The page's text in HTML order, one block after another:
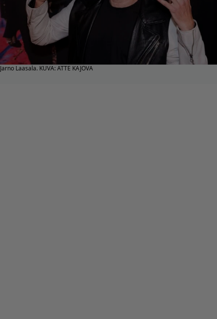
Jarno Laasala. KUVA: ATTE KAJOVA